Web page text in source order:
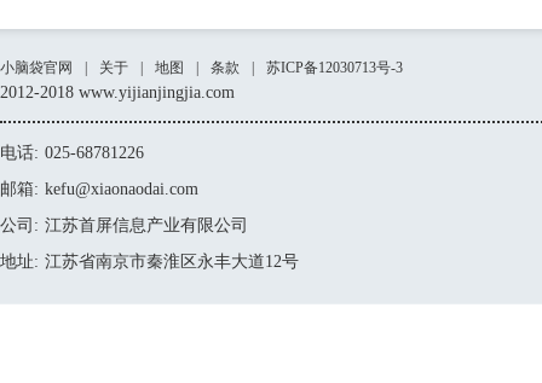
小脑袋官网 关于 地图 条款 苏ICP备12030713号-3
2012-2018 www.yijianjingjia.com
电话: 025-68781226
邮箱: kefu@xiaonaodai.com
公司: 江苏首屏信息产业有限公司
地址: 江苏省南京市秦淮区永丰大道12号